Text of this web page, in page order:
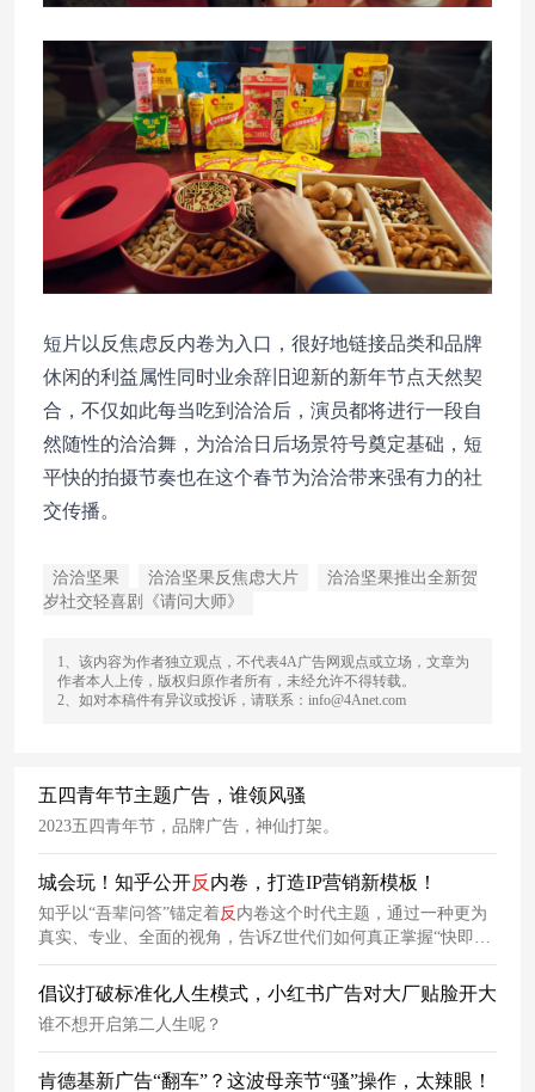
短片以反焦虑反内卷为入口，很好地链接品类和品牌
休闲的利益属性同时业余辞旧迎新的新年节点天然契
合，不仅如此每当吃到洽洽后，演员都将进行一段自
然随性的洽洽舞，为洽洽日后场景符号奠定基础，短
平快的拍摄节奏也在这个春节为洽洽带来强有力的社
交传播。
洽洽坚果 洽洽坚果反焦虑大片
洽洽坚果推出全新贺
岁社交轻喜剧《请问大师》
1、该内容为作者独立观点，不代表4A广告网观点或立场，文章为
作者本人上传，版权归原作者所有，未经允许不得转载。
2、如对本稿件有异议或投诉，请联系：info@4Anet.com
五四青年节主题广告，谁领风骚
2023五四青年节，品牌广告，神仙打架。
城会玩！知乎公开反 内卷，打造IP营销新模板！
知乎以“吾辈问答”锚定着 反 内卷这个时代主题，通过一种更为
真实、专业、全面的视角，告诉Z世代们如何真正掌握“快即是
慢”的生活真谛。
倡议打破标准化人生模式，小红书广告对大厂贴脸开大
谁不想开启第二人生呢？
肯德基新广告“翻车”？这波母亲节“骚”操作，太辣眼！